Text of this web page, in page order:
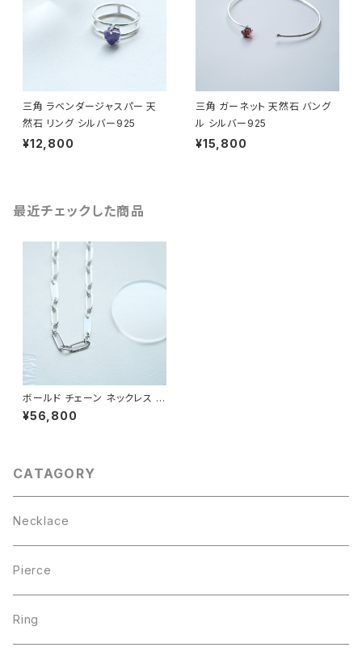
三角 ラベンダージャスパー 天
然石 リング シルバー925
¥12,800
三角 ガーネット 天然石 バング
ル シルバー925
¥15,800
最近チェックした商品
ボールド チェーン ネックレス シ
ルバー925
¥56,800
CATAGORY
Necklace
Pierce
Ring